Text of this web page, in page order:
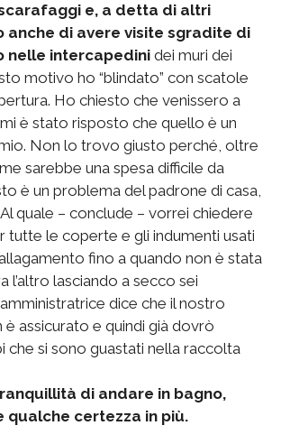
e, a detta di altri
anche di avere visite sgradite di
nelle intercapedini dei muri dei
motivo ho “blindato” con scatole
Ho chiesto che venissero a
è stato risposto che quello è un
Non lo trovo giusto perché, oltre
sarebbe una spesa difficile da
è un problema del padrone di casa,
quale – conclude – vorrei chiedere
tutte le coperte e gli indumenti usati
fino a quando non è stata
l’altro lasciando a secco sei
dice che il nostro
assicurato e quindi già dovrò
che si sono guastati nella raccolta
di andare in bagno,
qualche certezza in più.